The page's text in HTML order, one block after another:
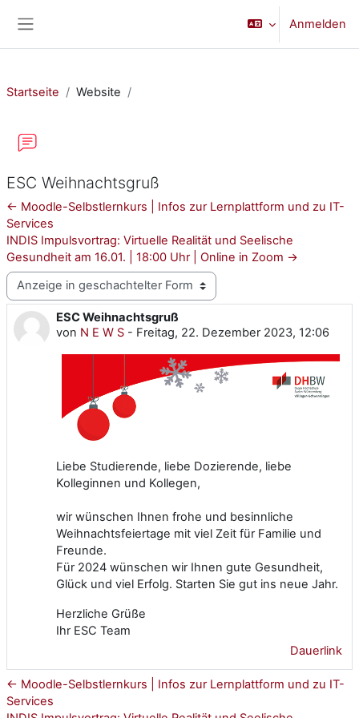
Anmelden
Startseite Website
ESC Weihnachtsgruß
← Moodle-Selbstlernkurs | Infos zur Lernplattform und zu IT-
Services
INDIS Impulsvortrag: Virtuelle Realität und Seelische
Gesundheit am 16.01. | 18:00 Uhr | Online in Zoom →
Anzeigemodus
ESC Weihnachtsgruß
von N E W S - Freitag, 22. Dezember 2023, 12:06
Anzahl Antworten: 0
Liebe Studierende, liebe Dozierende, liebe
Kolleginnen und Kollegen,
wir wünschen Ihnen frohe und besinnliche
Weihnachtsfeiertage mit viel Zeit für Familie und
Freunde.
Für 2024 wünschen wir Ihnen gute Gesundheit,
Glück und viel Erfolg. Starten Sie gut ins neue Jahr.
Herzliche Grüße
Ihr ESC Team
Dauerlink
← Moodle-Selbstlernkurs | Infos zur Lernplattform und zu IT-
Services